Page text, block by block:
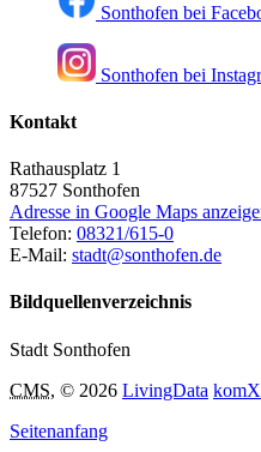
Sonthofen bei
Sonthofen bei
Kontakt
Rathausplatz 1
87527 Sonthofen
Adresse in Google Maps
Telefon: 08321/615-0
E-Mail: stadt@sonthofen.de
Bildquellenverzeichnis
Stadt Sonthofen
CMS, © 2026 LivingData
Seitenanfang